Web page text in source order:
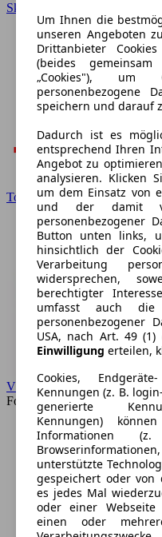
Skoda
Toyota
VW
Forum
Um Ihnen die
unseren Angeboten
Drittanbieter
(beides
„Cookies"), um
personenbezogene
speichern und darauf
Dadurch ist es
entsprechend Ihren
Angebot zu
analysieren. Klicken
um dem Einsatz von
und der damit
personenbezogener
Button unten links,
hinsichtlich der
Verarbeitung
widersprechen,
berechtigter
umfasst auch die
personenbezogener
USA, nach Art. 49 (1)
Einwilligung erteilen,
Cookies,
Kennungen (z. B.
generierte
Kennungen)
Informationen
unterstützte
gespeichert oder von
es jedes Mal
oder einer
einen oder